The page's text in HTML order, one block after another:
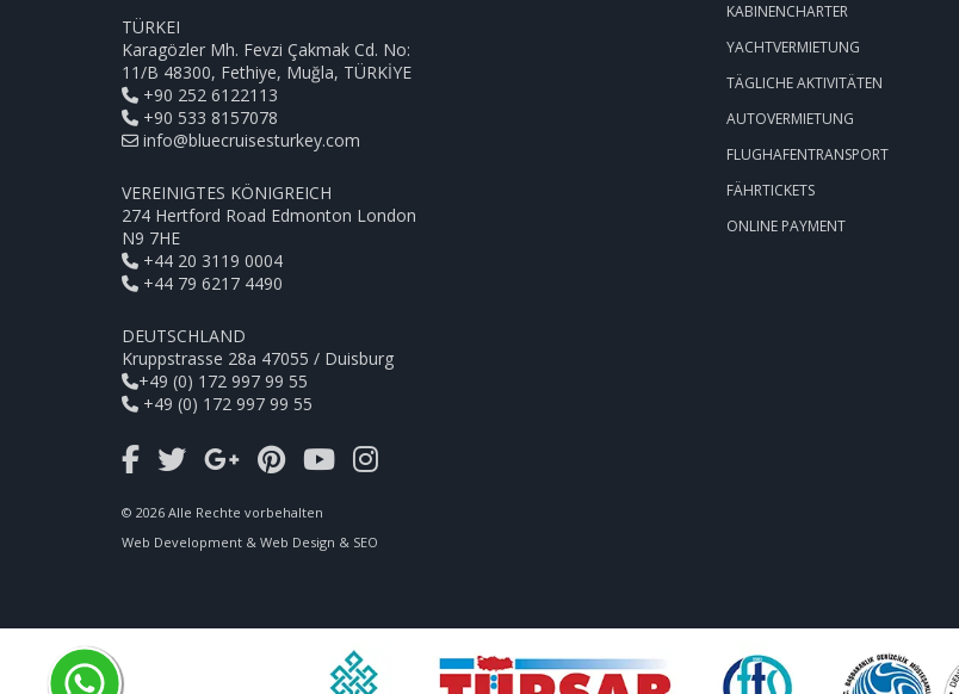
TÜRKEI
Karagözler Mh. Fevzi Çakmak Cd. No:
11/B 48300, Fethiye, Muğla, TÜRKİYE
+90 252 6122113
+90 533 8157078
info@bluecruisesturkey.com
VEREINIGTES KÖNIGREICH
274 Hertford Road Edmonton London
N9 7HE
+44 20 3119 0004
+44 79 6217 4490
DEUTSCHLAND
Kruppstrasse 28a 47055 / Duisburg
+49 (0) 172 997 99 55
+49 (0) 172 997 99 55
© 2026 Alle Rechte vorbehalten
Web Development & Web Design & SEO
KABINENCHARTER
YACHTVERMIETUNG
TÄGLICHE AKTIVITÄTEN
AUTOVERMIETUNG
FLUGHAFENTRANSPORT
FÄHRTICKETS
ONLINE PAYMENT